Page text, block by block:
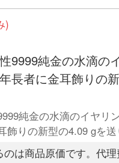
)
9999純金の水滴の
長者に金耳飾りの
純金の水滴のイヤリ
飾りの新型の4.09 gを送
のは商品原価です。代